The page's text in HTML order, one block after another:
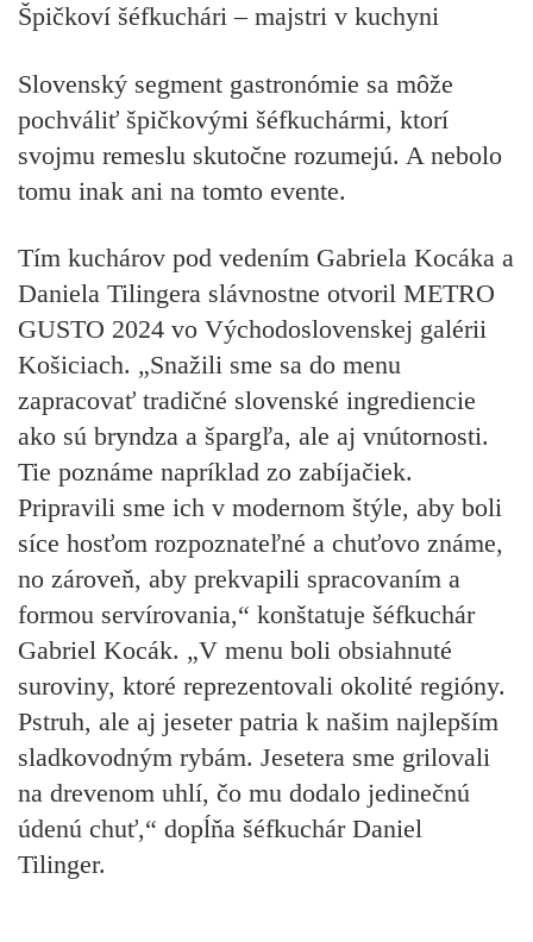
Špičkoví šéfkuchári – majstri v kuchyni
Slovenský segment gastronómie sa môže
pochváliť špičkovými šéfkuchármi, ktorí
svojmu remeslu skutočne rozumejú. A nebolo
tomu inak ani na tomto evente.
Tím kuchárov pod vedením Gabriela Kocáka a
Daniela Tilingera slávnostne otvoril METRO
GUSTO 2024 vo Východoslovenskej galérii
Košiciach. „Snažili sme sa do menu
zapracovať tradičné slovenské ingrediencie
ako sú bryndza a špargľa, ale aj vnútornosti.
Tie poznáme napríklad zo zabíjačiek.
Pripravili sme ich v modernom štýle, aby boli
síce hosťom rozpoznateľné a chuťovo známe,
no zároveň, aby prekvapili spracovaním a
formou servírovania,“ konštatuje šéfkuchár
Gabriel Kocák. „V menu boli obsiahnuté
suroviny, ktoré reprezentovali okolité regióny.
Pstruh, ale aj jeseter patria k našim najlepším
sladkovodným rybám. Jesetera sme grilovali
na drevenom uhlí, čo mu dodalo jedinečnú
údenú chuť,“ dopĺňa šéfkuchár Daniel
Tilinger.